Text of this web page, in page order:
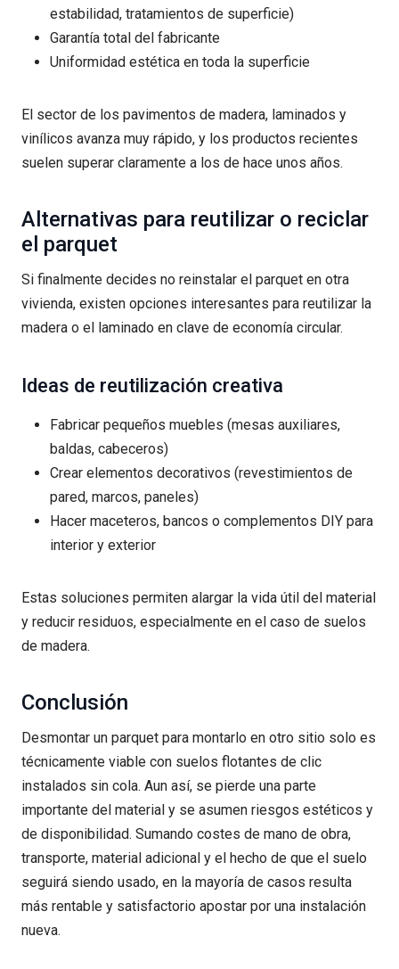
estabilidad, tratamientos de superficie)
Garantía total del fabricante
Uniformidad estética en toda la superficie
El sector de los pavimentos de madera, laminados y
vinílicos avanza muy rápido, y los productos recientes
suelen superar claramente a los de hace unos años.
Alternativas para reutilizar o reciclar
el parquet
Si finalmente decides no reinstalar el parquet en otra
vivienda, existen opciones interesantes para reutilizar la
madera o el laminado en clave de economía circular.
Ideas de reutilización creativa
Fabricar pequeños muebles (mesas auxiliares,
baldas, cabeceros)
Crear elementos decorativos (revestimientos de
pared, marcos, paneles)
Hacer maceteros, bancos o complementos DIY para
interior y exterior
Estas soluciones permiten alargar la vida útil del material
y reducir residuos, especialmente en el caso de suelos
de madera.
Conclusión
Desmontar un parquet para montarlo en otro sitio solo es
técnicamente viable con suelos flotantes de clic
instalados sin cola. Aun así, se pierde una parte
importante del material y se asumen riesgos estéticos y
de disponibilidad. Sumando costes de mano de obra,
transporte, material adicional y el hecho de que el suelo
seguirá siendo usado, en la mayoría de casos resulta
más rentable y satisfactorio apostar por una instalación
nueva.